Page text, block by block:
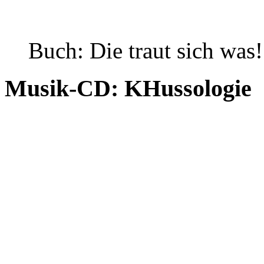
Buch: Die traut sich was!
Musik-CD: KHussologie